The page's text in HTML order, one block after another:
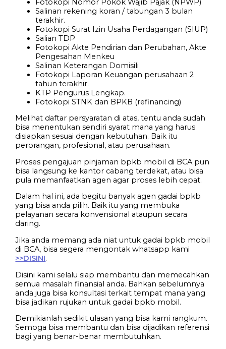
Fotokopi Nomor Pokok Wajib Pajak (NPWP)
Salinan rekening koran / tabungan 3 bulan
terakhir.
Fotokopi Surat Izin Usaha Perdagangan (SIUP)
Salian TDP
Fotokopi Akte Pendirian dan Perubahan, Akte
Pengesahan Menkeu
Salinan Keterangan Domisili
Fotokopi Laporan Keuangan perusahaan 2
tahun terakhir.
KTP Pengurus Lengkap.
Fotokopi STNK dan BPKB (refinancing)
Melihat daftar persyaratan di atas, tentu anda sudah
bisa menentukan sendiri syarat mana yang harus
disiapkan sesuai dengan kebutuhan. Baik itu
perorangan, profesional, atau perusahaan.
Proses pengajuan pinjaman bpkb mobil di BCA pun
bisa langsung ke kantor cabang terdekat, atau bisa
pula memanfaatkan agen agar proses lebih cepat.
Dalam hal ini, ada begitu banyak agen gadai bpkb
yang bisa anda pilih. Baik itu yang membuka
pelayanan secara konvensional ataupun secara
daring.
Jika anda memang ada niat untuk gadai bpkb mobil
di BCA, bisa segera mengontak whatsapp kami
>>DISINI.
Disini kami selalu siap membantu dan memecahkan
semua masalah finansial anda. Bahkan sebelumnya
anda juga bisa konsultasi terkait tempat mana yang
bisa jadikan rujukan untuk gadai bpkb mobil.
Demikianlah sedikit ulasan yang bisa kami rangkum.
Semoga bisa membantu dan bisa dijadikan referensi
bagi yang benar-benar membutuhkan.